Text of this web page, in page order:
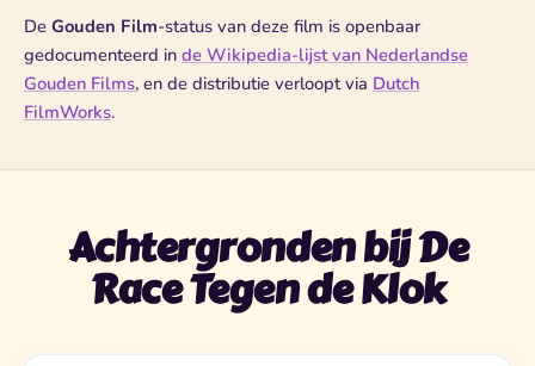
De Gouden Film-status van deze film is openbaar
gedocumenteerd in de Wikipedia-lijst van Nederlandse
Gouden Films, en de distributie verloopt via Dutch
FilmWorks.
Achtergronden bij De
Race Tegen de Klok